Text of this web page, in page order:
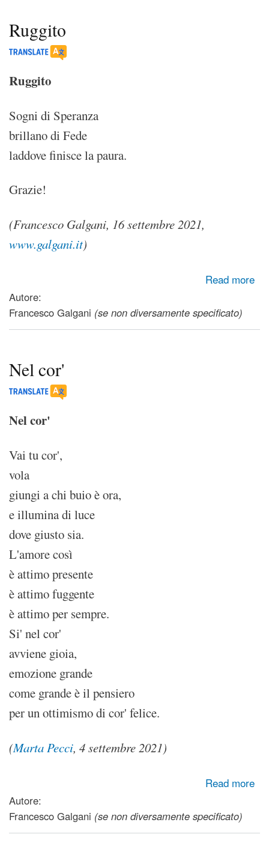
Ruggito
Ruggito
Sogni di Speranza
brillano di Fede
laddove finisce la paura.
Grazie!
(Francesco Galgani, 16 settembre 2021,
www.galgani.it)
Read more
Autore:
Francesco Galgani (se non diversamente specificato)
Nel cor'
Nel cor'
Vai tu cor',
vola
giungi a chi buio è ora,
e illumina di luce
dove giusto sia.
L'amore così
è attimo presente
è attimo fuggente
è attimo per sempre.
Si' nel cor'
avviene gioia,
emozione grande
come grande è il pensiero
per un ottimismo di cor' felice.
(Marta Pecci, 4 settembre 2021)
Read more
Autore:
Francesco Galgani (se non diversamente specificato)